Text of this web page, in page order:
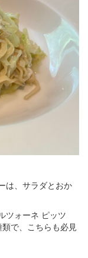
は、サラダとおか
ツォーネ ピッツ
で、こちらも必見